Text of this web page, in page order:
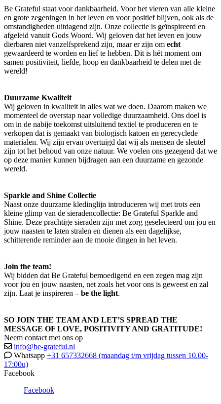
Be Grateful staat voor dankbaarheid. Voor het vieren van alle kleine
en grote zegeningen in het leven en voor positief blijven, ook als de
omstandigheden uitdagend zijn. Onze collectie is geïnspireerd en
afgeleid vanuit Gods Woord. Wij geloven dat het leven en jouw
dierbaren niet vanzelfsprekend zijn, maar er zijn om echt
gewaardeerd te worden en lief te hebben. Dit is hét moment om
samen positiviteit, liefde, hoop en dankbaarheid te delen met de
wereld!
Duurzame Kwaliteit
Wij geloven in kwaliteit in alles wat we doen. Daarom maken we
momenteel de overstap naar volledige duurzaamheid. Ons doel is
om in de nabije toekomst uitsluitend textiel te produceren en te
verkopen dat is gemaakt van biologisch katoen en gerecyclede
materialen. Wij zijn ervan overtuigd dat wij als mensen de sleutel
zijn tot het behoud van onze natuur. We voelen ons gezegend dat we
op deze manier kunnen bijdragen aan een duurzame en gezonde
wereld.
Sparkle and Shine Collectie
Naast onze duurzame kledinglijn introduceren wij met trots een
kleine glimp van de sieradencollectie: Be Grateful Sparkle and
Shine. Deze prachtige sieraden zijn met zorg geselecteerd om jou en
jouw naasten te laten stralen en dienen als een dagelijkse,
schitterende reminder aan de mooie dingen in het leven.
Join the team!
Wij bidden dat Be Grateful bemoedigend en een zegen mag zijn
voor jou en jouw naasten, net zoals het voor ons is geweest en zal
zijn. Laat je inspireren – be the light.
SO JOIN THE TEAM AND LET’S SPREAD THE
MESSAGE OF LOVE, POSITIVITY AND GRATITUDE!
Neem contact met ons op
info@be-grateful.nl
Whatsapp +31 657332668 (maandag t/m vrijdag tussen 10.00-
17:00u)
Facebook
Facebook